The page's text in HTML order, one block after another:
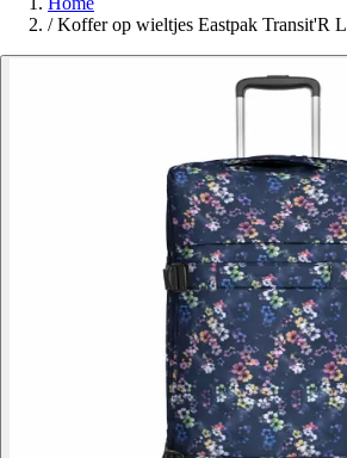
/ Koffer op wieltjes Eastpak Transit'R L